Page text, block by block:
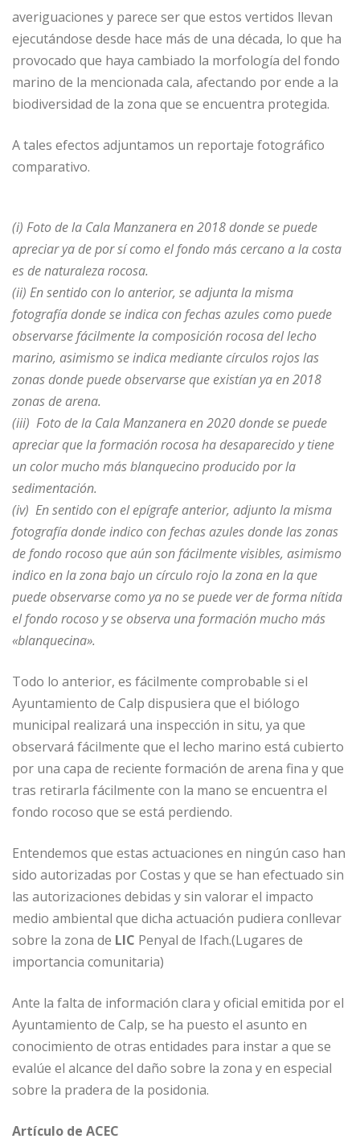
averiguaciones y parece ser que estos vertidos llevan
ejecutándose desde hace más de una década, lo que ha
provocado que haya cambiado la morfología del fondo
marino de la mencionada cala, afectando por ende a la
biodiversidad de la zona que se encuentra protegida.
A tales efectos adjuntamos un reportaje fotográfico
comparativo.
(i) Foto de la Cala Manzanera en 2018 donde se puede
apreciar ya de por sí como el fondo más cercano a la costa
es de naturaleza rocosa.
(ii) En sentido con lo anterior, se adjunta la misma
fotografía donde se indica con fechas azules como puede
observarse fácilmente la composición rocosa del lecho
marino, asimismo se indica mediante círculos rojos las
zonas donde puede observarse que existían ya en 2018
zonas de arena.
(iii) Foto de la Cala Manzanera en 2020 donde se puede
apreciar que la formación rocosa ha desaparecido y tiene
un color mucho más blanquecino producido por la
sedimentación.
(iv) En sentido con el epígrafe anterior, adjunto la misma
fotografía donde indico con fechas azules donde las zonas
de fondo rocoso que aún son fácilmente visibles, asimismo
indico en la zona bajo un círculo rojo la zona en la que
puede observarse como ya no se puede ver de forma nítida
el fondo rocoso y se observa una formación mucho más
«blanquecina».
Todo lo anterior, es fácilmente comprobable si el
Ayuntamiento de Calp dispusiera que el biólogo
municipal realizará una inspección in situ, ya que
observará fácilmente que el lecho marino está cubierto
por una capa de reciente formación de arena fina y que
tras retirarla fácilmente con la mano se encuentra el
fondo rocoso que se está perdiendo.
Entendemos que estas actuaciones en ningún caso han
sido autorizadas por Costas y que se han efectuado sin
las autorizaciones debidas y sin valorar el impacto
medio ambiental que dicha actuación pudiera conllevar
sobre la zona de LIC Penyal de Ifach.(Lugares de
importancia comunitaria)
Ante la falta de información clara y oficial emitida por el
Ayuntamiento de Calp, se ha puesto el asunto en
conocimiento de otras entidades para instar a que se
evalúe el alcance del daño sobre la zona y en especial
sobre la pradera de la posidonia.
Artículo de ACEC